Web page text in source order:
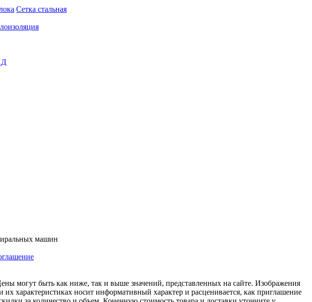
Сетка стальная
могут быть как ниже, так и выше значений, представленных на сайте. Изображения
характеристиках носит информативный характер и расценивается, как приглашение